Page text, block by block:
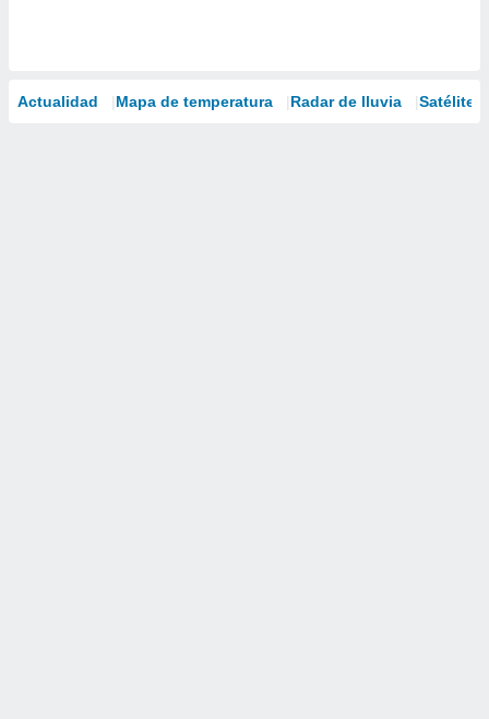
Actualidad Mapa de temperatura Radar de lluvia Satélites